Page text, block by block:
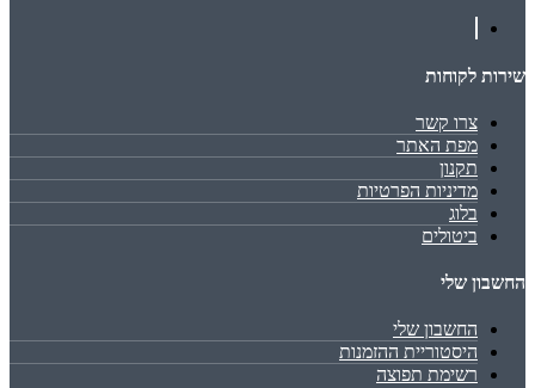
שירות לקוחות
צרו קשר
מפת האתר
תקנון
מדיניות הפרטיות
בלוג
ביטולים
החשבון שלי
החשבון שלי
היסטוריית ההזמנות
רשימת תפוצה